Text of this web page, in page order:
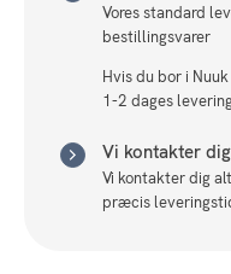
Vores standard
bestillingsvarer
Hvis du bor i
1-2 dages
Vi kontakter
Vi kontakter dig
præcis